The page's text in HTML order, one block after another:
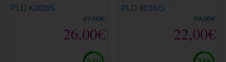
PLD K008/S
47,00€
26,00€
PLD 8036/S
39,00€
22,00€